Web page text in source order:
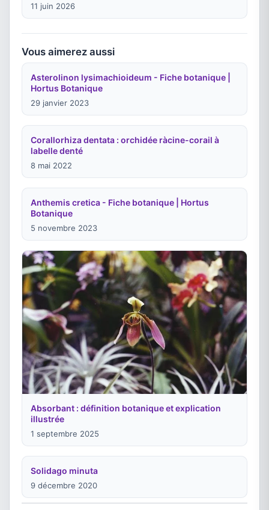
11 juin 2026
Vous aimerez aussi
Asterolinon lysimachioideum - Fiche botanique |
Hortus Botanique
29 janvier 2023
Corallorhiza dentata : orchidée ràcine-corail à
labelle denté
8 mai 2022
Anthemis cretica - Fiche botanique | Hortus
Botanique
5 novembre 2023
Absorbant : définition botanique et explication
illustrée
1 septembre 2025
Solidago minuta
9 décembre 2020